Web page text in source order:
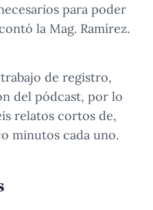
para poder
la Mag. Ramírez.
de registro,
del pódcast, por lo
relatos cortos de,
minutos cada uno.